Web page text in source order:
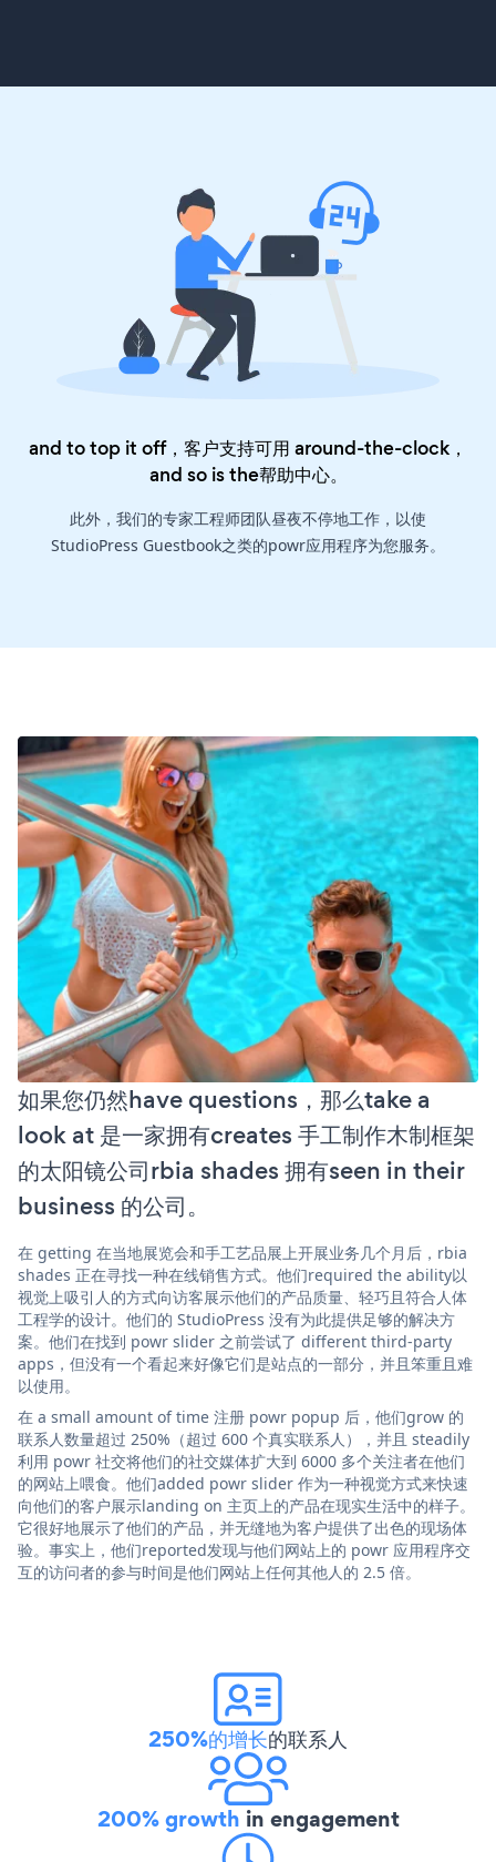
and to top it off，客户支持可用 around-the-clock，
and so is the帮助中心。
此外，我们的专家工程师团队昼夜不停地工作，以使
StudioPress Guestbook之类的powr应用程序为您服务。
如果您仍然have questions，那么take a
look at 是一家拥有creates 手工制作木制框架
的太阳镜公司rbia shades 拥有seen in their
business 的公司。
在 getting 在当地展览会和手工艺品展上开展业务几个月后，rbia
shades 正在寻找一种在线销售方式。他们required the ability以
视觉上吸引人的方式向访客展示他们的产品质量、轻巧且符合人体
工程学的设计。他们的 StudioPress 没有为此提供足够的解决方
案。他们在找到 powr slider 之前尝试了 different third-party
apps，但没有一个看起来好像它们是站点的一部分，并且笨重且难
以使用。
在 a small amount of time 注册 powr popup 后，他们grow 的
联系人数量超过 250%（超过 600 个真实联系人），并且 steadily
利用 powr 社交将他们的社交媒体扩大到 6000 多个关注者在他们
的网站上喂食。他们added powr slider 作为一种视觉方式来快速
向他们的客户展示landing on 主页上的产品在现实生活中的样子。
它很好地展示了他们的产品，并无缝地为客户提供了出色的现场体
验。事实上，他们reported发现与他们网站上的 powr 应用程序交
互的访问者的参与时间是他们网站上任何其他人的 2.5 倍。
250%的增长的联系人
200% growth in engagement